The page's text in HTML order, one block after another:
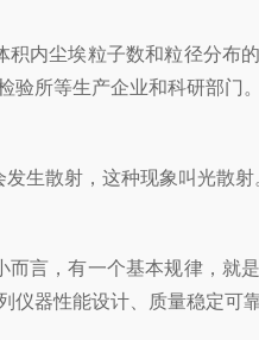
尘埃粒子数和粒径分布的
验所等生产企业和科研部门。
散射，这种现象叫光散射
，有一个基本规律，就是
仪器性能设计、质量稳定可靠